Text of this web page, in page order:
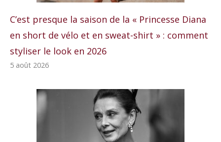
C’est presque la saison de la « Princesse Diana
en short de vélo et en sweat-shirt » : comment
styliser le look en 2026
5 août 2026